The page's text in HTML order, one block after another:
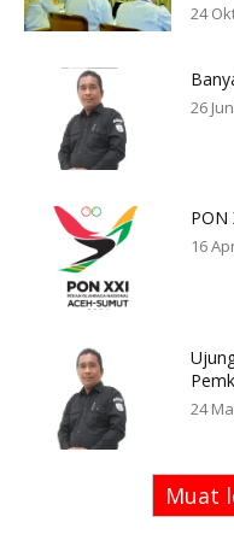
24
26
PON
16
24
Muat